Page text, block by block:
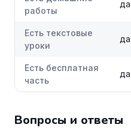
работы
да
Есть текстовые
уроки
да
Есть бесплатная
часть
да
Вопросы и ответы